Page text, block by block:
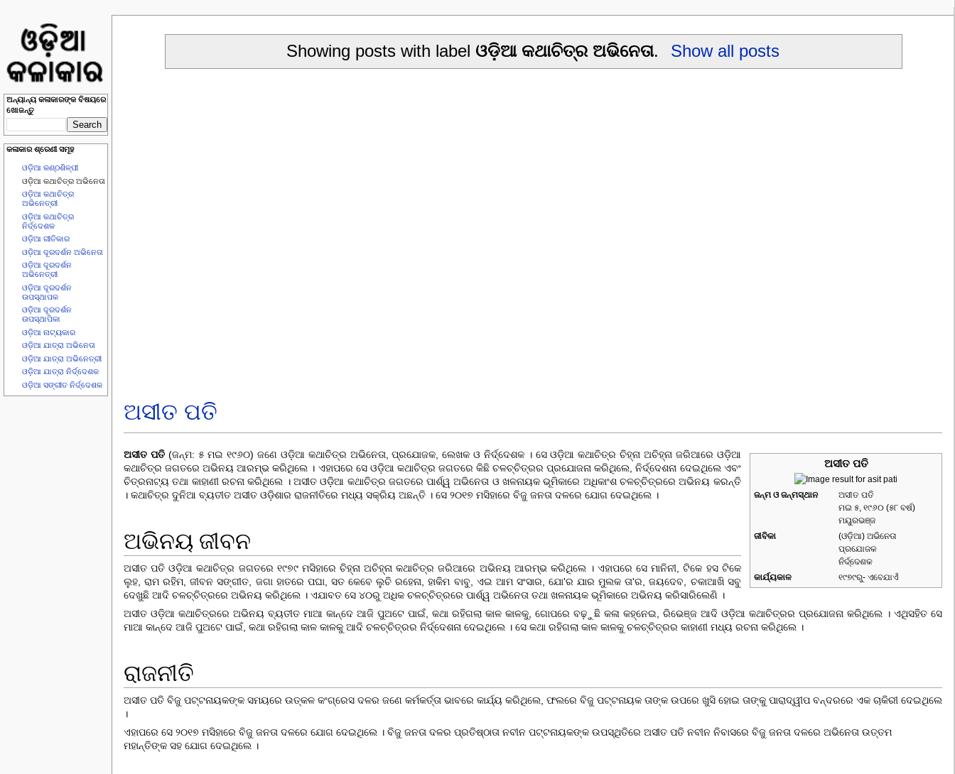
ଅନ୍ୟାନ୍ୟ କଳାକାରଙ୍କ ବିଷୟରେ
ଖୋଜନ୍ତୁ
କଳାକାର ଶ୍ରେଣୀ ସମୂହ
ଓଡ଼ିଆ କଣ୍ଠଶିଳ୍ପୀ
ଓଡ଼ିଆ କଥାଚିତ୍ର ଅଭିନେତା
ଓଡ଼ିଆ କଥାଚିତ୍ର
ଅଭିନେତ୍ରୀ
ଓଡ଼ିଆ କଥାଚିତ୍ର
ନିର୍ଦ୍ଦେଶକ
ଓଡ଼ିଆ ଗୀତିକାର
ଓଡ଼ିଆ ଦୂରଦର୍ଶନ ଅଭିନେତା
ଓଡ଼ିଆ ଦୂରଦର୍ଶନ
ଅଭିନେତ୍ରୀ
ଓଡ଼ିଆ ଦୂରଦର୍ଶନ
ଉପସ୍ଥାପକ
ଓଡ଼ିଆ ଦୂରଦର୍ଶନ
ଉପସ୍ଥାପିକା
ଓଡ଼ିଆ ନାଟ୍ୟକାର
ଓଡ଼ିଆ ଯାତ୍ରା ଅଭିନେତା
ଓଡ଼ିଆ ଯାତ୍ରା ଅଭିନେତ୍ରୀ
ଓଡ଼ିଆ ଯାତ୍ରା ନିର୍ଦ୍ଦେଶକ
ଓଡ଼ିଆ ସଙ୍ଗୀତ ନିର୍ଦ୍ଦେଶକ
Showing posts with label ଓଡ଼ିଆ କଥାଚିତ୍ର ଅଭିନେତା. Show all posts
ଅସୀତ ପତି
ଅସୀତ ପତି
ଜନ୍ମ ଓ ଜନ୍ମସ୍ଥାନ
ଅସୀତ ପତି
ମଇ ୫, ୧୯୬୦ (୫୮ ବର୍ଷ)
ମୟୁରଭଞ୍ଜ
ଜୀବିକା
(ଓଡ଼ିଆ) ଅଭିନେତା
ପ୍ରଯୋଜକ
ନିର୍ଦ୍ଦେଶକ
କାର୍ଯ୍ୟକାଳ
୧୯୭୯ରୁ- ଏବେଯାଏଁ
ଅସୀତ ପତି(ଜନ୍ମ: ୫ ମଇ ୧୯୬୦) ଜଣେ ଓଡ଼ିଆ କଥାଚିତ୍ର ଅଭିନେତା, ପ୍ରଯୋଜକ, ଲେଖକ ଓ ନିର୍ଦ୍ଦେଶକ । ସେ ଓଡ଼ିଆ କଥାଚିତ୍ର ଚିହ୍ନା ଅଚିହ୍ନା ଜରିଆରେ ଓଡ଼ିଆ
କଥାଚିତ୍ର ଜଗତରେ ଅଭିନୟ ଆରମ୍ଭ କରିଥିଲେ । ଏହାପରେ ସେ ଓଡ଼ିଆ କଥାଚିତ୍ର ଜଗତରେ କିଛି ଚଳଚ୍ଚିତ୍ରର ପ୍ରଯୋଜନା କରିଥିଲେ, ନିର୍ଦ୍ଦେଶନା ଦେଇଥିଲେ ଏବଂ
ଚିତ୍ରନାଟ୍ୟ ତ‌ଥା କାହାଣୀ ରଚନା କରିଥିଲେ । ଅସୀତ ଓଡ଼ିଆ କଥାଚିତ୍ର ଜଗତରେ ପାର୍ଶ୍ୱ ଅଭିନେତା ଓ ଖଳନାୟକ ଭୂମିକାରେ ଅଧିକାଂଶ ଚଳଚ୍ଚିତ୍ରରେ ଅଭିନୟ କରନ୍ତି
। କଥାଚିତ୍ର ଦୁନିଆ ବ୍ୟତୀତ ଅସୀତ ଓଡ଼ିଶାର ରାଜନୀତିରେ ମଧ୍ୟ ସକ୍ରିୟ ଅଛନ୍ତି । ସେ ୨୦୧୭ ମସିହାରେ ବିଜୁ ଜନତା ଦଳରେ ଯୋଗ ଦେଇଥିଲେ ।
ଅଭିନୟ ଜୀବନ
ଅସୀତ ପତିଓଡ଼ିଆ କଥାଚିତ୍ର ଜଗତରେ ୧୯୭୯ ମସିହାରେ ଚିହ୍ନା ଅଚିହ୍ନା କଥାଚିତ୍ର ଜରିଆରେ ଅଭିନୟ ଆରମ୍ଭ କରିଥିଲେ । ଏହାପରେ ସେ ମାନିନୀ, ଟିକେ ହସ ଟିକେ
ଲୁହ, ରାମ ରହିମ, ଜୀବନ ସଙ୍ଗୀତ, ଜଗା ହାତରେ ପଘା, ସତ କେବେ ଲୁଚି ରହେନା, ହାକିମ ବାବୁ, ଏଇ ଆମ ସଂସାର, ଯୋ'ର ଯାର ମୁଲକ ତା'ର, ଜୟଦେବ, ଚକାଆଖି ସବୁ
ଦେଖୁଛି ଆଦି ଚଳଚ୍ଚିତ୍ରରେ ଅଭିନୟ କରିଥିଲେ । ଏଯାବତ ସେ ୪୦ରୁ ଅଧିକ ଚଳଚ୍ଚିତ୍ରରେ ପାର୍ଶ୍ୱ ଅଭିନେତା ତ‌ଥା ଖଳନାୟକ ଭୂମିକାରେ ଅଭିନୟ କରିସାରିଲେଣି ।
ଅସୀତ ଓଡ଼ିଆ କଥାଚିତ୍ରରେ ଅଭିନୟ ବ୍ୟତୀତ ମାଆ କାନ୍ଦେ ଆଜି ପୁଅଟେ ପାଇଁ, କଥା ରହିଗଲା କାଳ କାଳକୁ, ଗୋପରେ ବଢ଼ୁଛି କଳା କହ୍ନେଇ, ରିଭେଞ୍ଜ ଆଦି ଓଡ଼ିଆ କଥାଚିତ୍ରର ପ୍ରଯୋଜନା କରିଥିଲେ । ଏଥିସ‌ହିତ ସେ
ମାଆ କାନ୍ଦେ ଆଜି ପୁଅଟେ ପାଇଁ, କଥା ରହିଗଲା କାଳ କାଳକୁ ଆଦି ଚଳଚ୍ଚିତ୍ରର ନିର୍ଦ୍ଦେଶନା ଦେଇଥିଲେ । ସେ କଥା ରହିଗଲା କାଳ କାଳକୁ ଚଳଚ୍ଚିତ୍ରର କାହାଣୀ ମଧ୍ୟ ରଚନା କରିଥିଲେ ।
ରାଜନୀତି
ଅସୀତ ପତି ବିଜୁ ପଟ୍ଟନାୟକଙ୍କ ସମୟରେ ଉତ୍କଳ କଂଗ୍ରେସ ଦଳର ଜଣେ କର୍ମକର୍ତ୍ତା ଭାବରେ କାର୍ଯ୍ୟ କରିଥିଲେ, ଫଲରେ ବିଜୁ ପଟ୍ଟନାୟକ ତାଙ୍କ ଉପରେ ଖୁସି ହୋଇ ତାଙ୍କୁ ପାରାଦ୍ୱୀପ ବନ୍ଦରରେ ଏକ ଚାକିରୀ ଦେଇଥିଲେ
।
ଏହାପରେ ସେ ୨୦୧୭ ମସିହାରେ ବିଜୁ ଜନତା ଦଳରେ ଯୋଗ ଦେଇଥିଲେ । ବିଜୁ ଜନତା ଦଳର ପ୍ରତିଷ୍ଠାତା ନବୀନ ପଟ୍ଟନାୟକଙ୍କ ଉପସ୍ଥିତିରେ ଅସୀତ ପତି ନବୀନ ନିବାସରେ ବିଜୁ ଜନତା ଦଳରେ ଅଭିନେତା ଉତ୍ତମ
ମହାନ୍ତିଙ୍କ ସ‌ହ ଯୋଗ ଦେଇଥିଲେ ।